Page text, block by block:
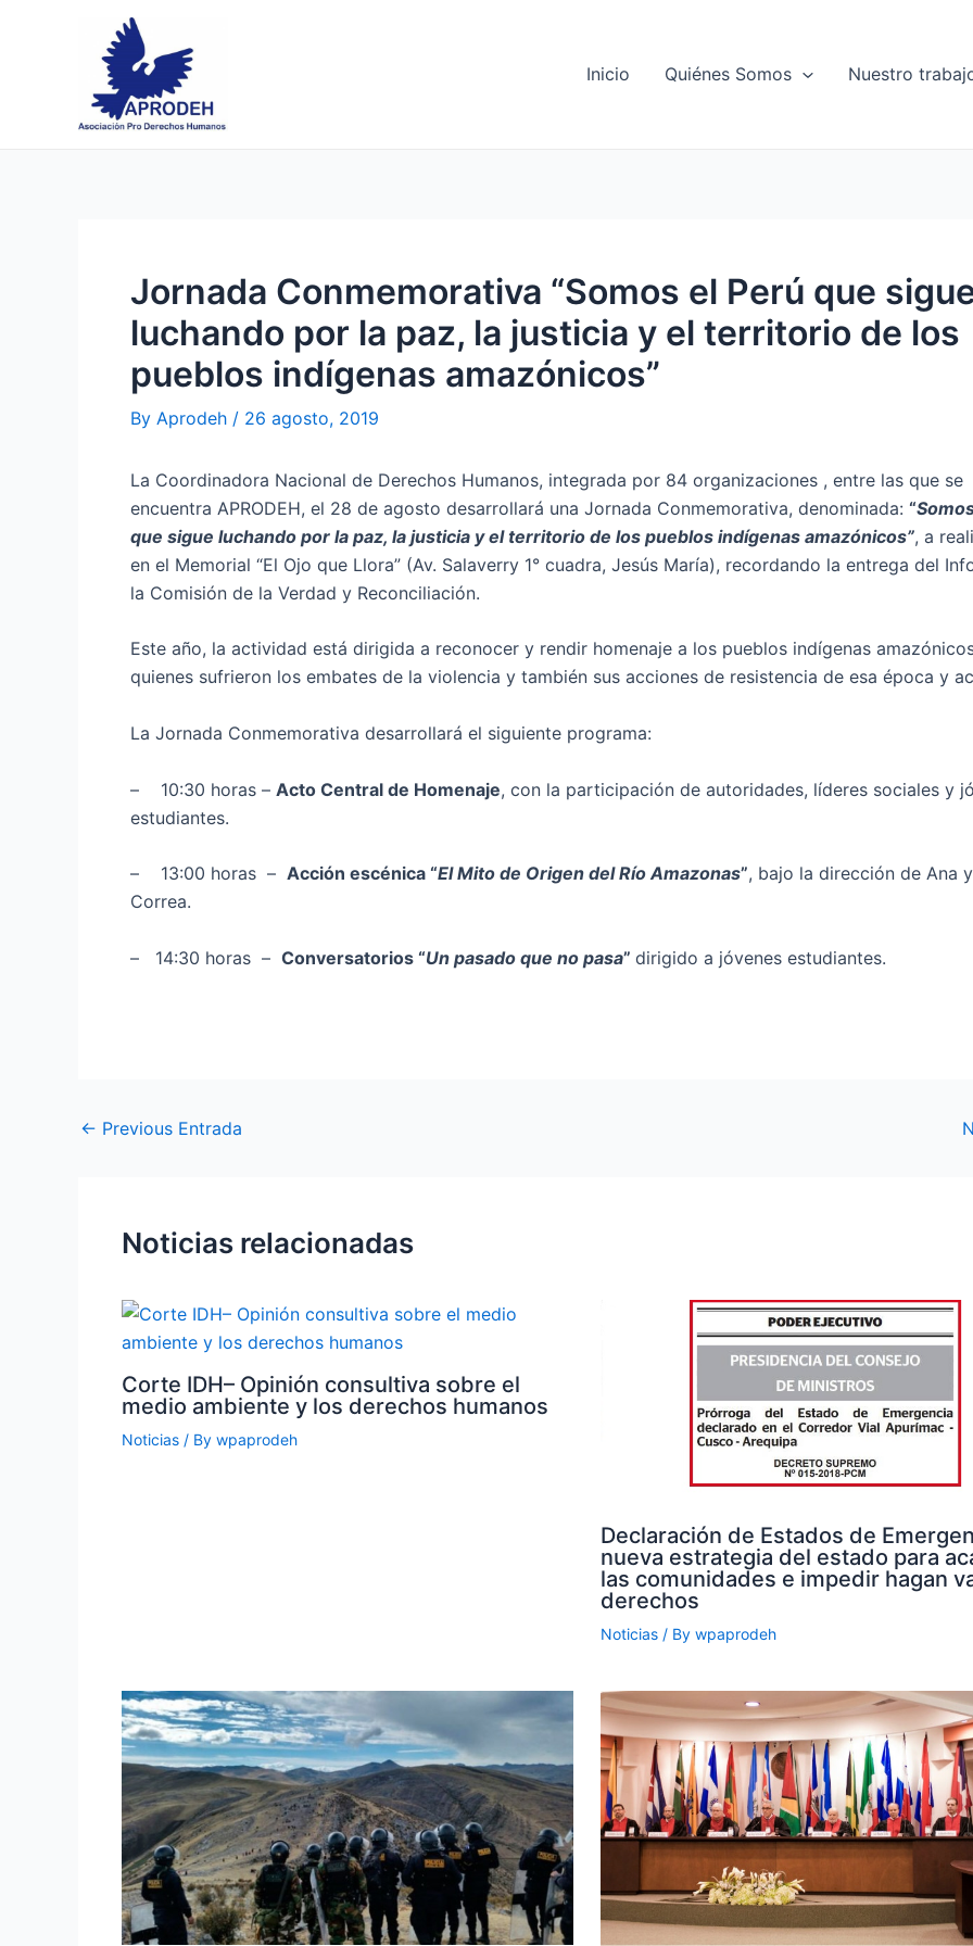
Inicio Quiénes Somos Nuestro
Jornada Conmemorativa “Somos el Perú que
luchando por la paz, la justicia y el territorio de los
pueblos indígenas amazónicos”
By Aprodeh / 26 agosto, 2019
La Coordinadora Nacional de Derechos Humanos, integrada por 84 organizaciones , entre las que se
encuentra APRODEH, el 28 de agosto desarrollará una Jornada Conmemorativa, denominada: “
que sigue luchando por la paz, la justicia y el territorio de los pueblos indígenas amazónicos”, a
en el Memorial “El Ojo que Llora” (Av. Salaverry 1° cuadra, Jesús María), recordando la entrega del
la Comisión de la Verdad y Reconciliación.
Este año, la actividad está dirigida a reconocer y rendir homenaje a los pueblos indígenas
quienes sufrieron los embates de la violencia y también sus acciones de resistencia de esa época y
La Jornada Conmemorativa desarrollará el siguiente programa:
– 10:30 horas – Acto Central de Homenaje, con la participación de autoridades, líderes sociales y
estudiantes.
– 13:00 horas – Acción escénica “El Mito de Origen del Río Amazonas”, bajo la dirección de Ana
Correa.
– 14:30 horas – Conversatorios “Un pasado que no pasa” dirigido a jóvenes estudiantes.
navigation
← Previous Entrada
Noticias relacionadas
Corte IDH– Opinión consultiva sobre el
medio ambiente y los derechos humanos
Noticias / By wpaprodeh
Declaración de Estados de
nueva estrategia del estado para
las comunidades e impedir hagan
derechos
Noticias/ By wpaprodeh